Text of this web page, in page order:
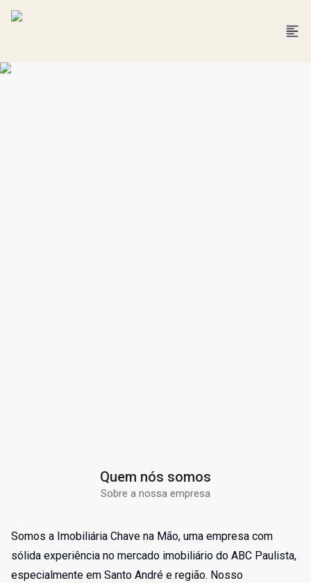
Quem nós somos
Sobre a nossa empresa
Somos a Imobiliária Chave na Mão, uma empresa com
sólida experiência no mercado imobiliário do ABC Paulista,
especialmente em Santo André e região. Nosso